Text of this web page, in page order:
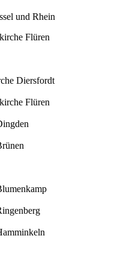
und Rhein
Flüren
Diersfordt
Flüren